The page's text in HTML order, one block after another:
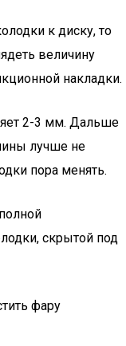
к диску, то
величину
накладки.
2-3 мм. Дальше
лучше не
пора менять.
скрытой под
фару